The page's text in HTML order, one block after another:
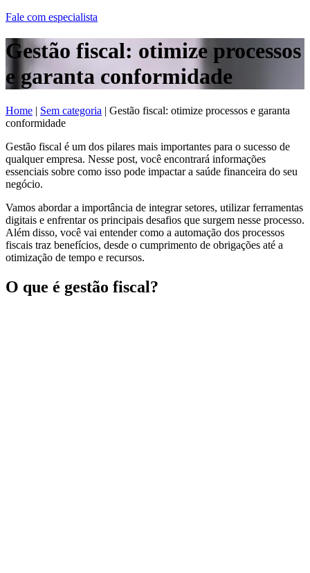
Fale com especialista
Gestão fiscal: otimize processos
e garanta conformidade
Home | Sem categoria | Gestão fiscal: otimize processos e garanta
conformidade
Gestão fiscal é um dos pilares mais importantes para o sucesso de
qualquer empresa. Nesse post, você encontrará informações
essenciais sobre como isso pode impactar a saúde financeira do seu
negócio.
Vamos abordar a importância de integrar setores, utilizar ferramentas
digitais e enfrentar os principais desafios que surgem nesse processo.
Além disso, você vai entender como a automação dos processos
fiscais traz benefícios, desde o cumprimento de obrigações até a
otimização de tempo e recursos.
O que é gestão fiscal?